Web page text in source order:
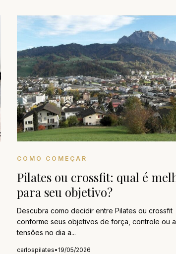
COMO COMEÇAR
Pilates ou crossfit: qual é
para seu objetivo?
Descubra como decidir entre Pilates ou crossfit
conforme seus objetivos de força, controle ou
tensões no dia a...
carlospilates• 19/05/2026